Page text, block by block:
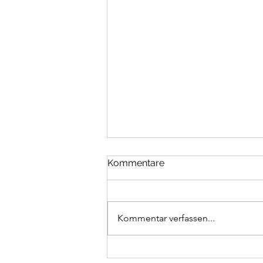
Kommentare
Kommentar verfassen...